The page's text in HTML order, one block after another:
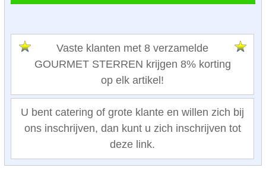
Vaste klanten met 8 verzamelde
GOURMET STERREN krijgen 8% korting
op elk artikel!
U bent catering of grote klante en willen zich bij
ons inschrijven, dan kunt u zich inschrijven tot
deze link.